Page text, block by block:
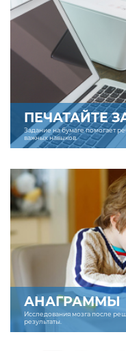
ПЕЧАТАЙТЕ
Задание на бумаге помогает
важных навыков.
АНАГРАММЫ
Исследования мозга после
результаты.